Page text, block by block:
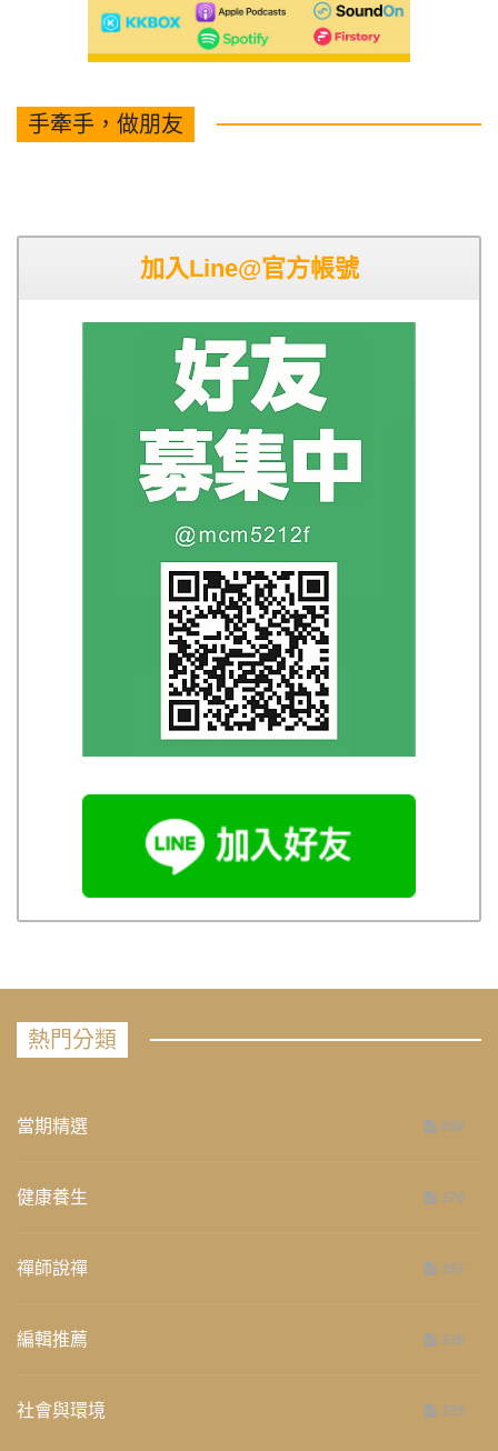
手牽手，做朋友
加入Line@官方帳號
熱門分類
當期精選 658
健康養生 276
禪師說禪 267
編輯推薦 236
社會與環境 235